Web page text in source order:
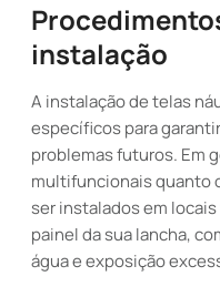
instalação
A instalação de telas
específicos para
problemas futuros. Em
multifuncionais quanto
ser instalados em
painel da sua lancha,
água e exposição